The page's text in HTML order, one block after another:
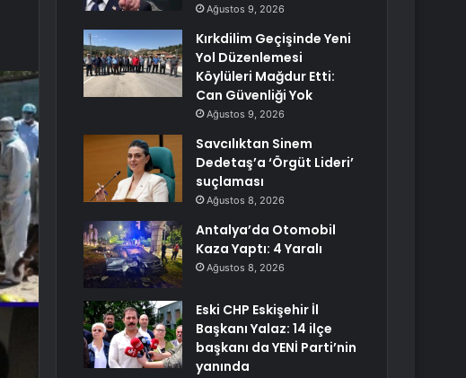
Ağustos 9, 2026
Kırkdilim Geçişinde Yeni
Yol Düzenlemesi
Köylüleri Mağdur Etti:
Can Güvenliği Yok
Ağustos 9, 2026
Savcılıktan Sinem
Dedetaş’a ‘Örgüt Lideri’
suçlaması
Ağustos 8, 2026
Antalya’da Otomobil
Kaza Yaptı: 4 Yaralı
Ağustos 8, 2026
Eski CHP Eskişehir İl
Başkanı Yalaz: 14 ilçe
başkanı da YENİ Parti’nin
yanında